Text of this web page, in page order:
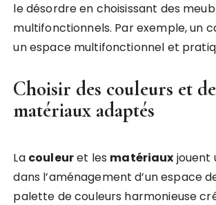
le désordre en choisissant des
multifonctionnels. Par exemple, un
un espace multifonctionnel et
Choisir des couleurs et
matériaux adaptés
La couleuret les matériaux jouent
dans l’aménagement d’un espace
palette de couleurs harmonieuse